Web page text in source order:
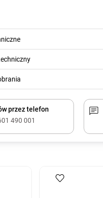
przez telefon
490 001